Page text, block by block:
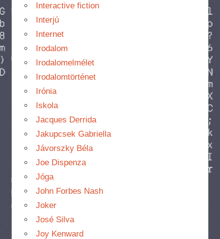
Interactive fiction
Interjú
Internet
Irodalom
Irodalomelmélet
Irodalomtörténet
Irónia
Iskola
Jacques Derrida
Jakupcsek Gabriella
Jávorszky Béla
Joe Dispenza
Jóga
John Forbes Nash
Joker
José Silva
Joy Kenward